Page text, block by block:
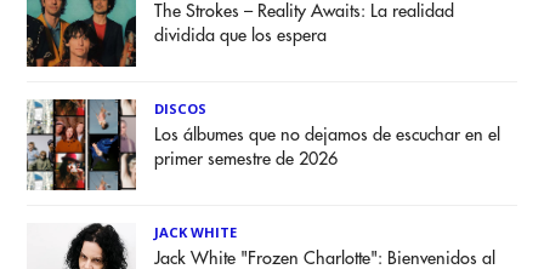
The Strokes – Reality Awaits: La realidad
dividida que los espera
DISCOS
Los álbumes que no dejamos de escuchar en el
primer semestre de 2026
JACK WHITE
Jack White "Frozen Charlotte": Bienvenidos al